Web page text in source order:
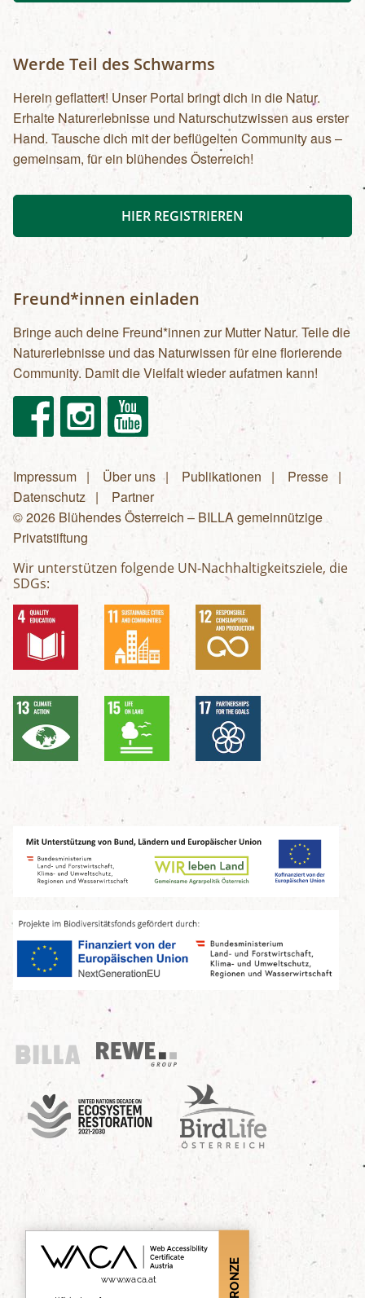
Werde Teil des Schwarms
Herein geflattert! Unser Portal bringt dich in die Natur.
Erhalte Naturerlebnisse und Naturschutzwissen aus erster
Hand. Tausche dich mit der beflügelten Community aus –
gemeinsam, für ein blühendes Österreich!
HIER REGISTRIEREN
Freund*innen einladen
Bringe auch deine Freund*innen zur Mutter Natur. Teile die
Naturerlebnisse und das Naturwissen für eine florierende
Community. Damit die Vielfalt wieder aufatmen kann!
FacebookInstagram Youtube
Fußzeilenmenü
Impressum Über uns Publikationen
Presse
Datenschutz
Partner
© 2026 Blühendes Österreich – BILLA gemeinnützige
Privatstiftung
Wir unterstützen folgende UN-Nachhaltigkeitsziele, die
SDGs:
Billa
REWE Group
UN Decade
Birdlife